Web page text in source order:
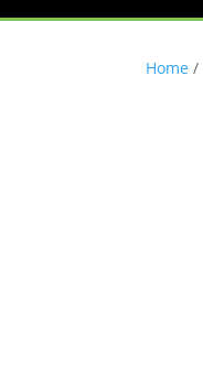
Home /